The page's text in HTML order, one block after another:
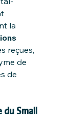
la
reçues,
de
de
Small